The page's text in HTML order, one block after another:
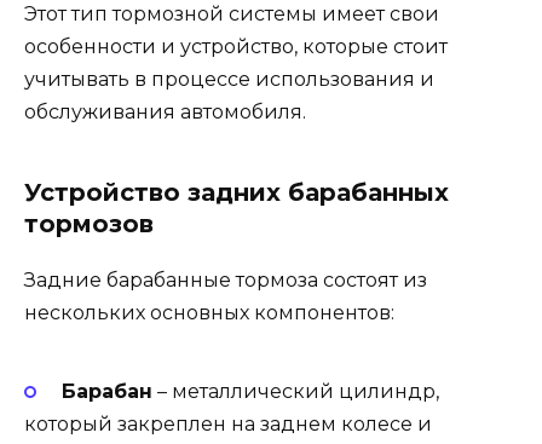
Этот тип тормозной системы имеет свои
особенности и устройство, которые стоит
учитывать в процессе использования и
обслуживания автомобиля.
Устройство задних барабанных
тормозов
Задние барабанные тормоза состоят из
нескольких основных компонентов:
Барабан – металлический цилиндр,
который закреплен на заднем колесе и